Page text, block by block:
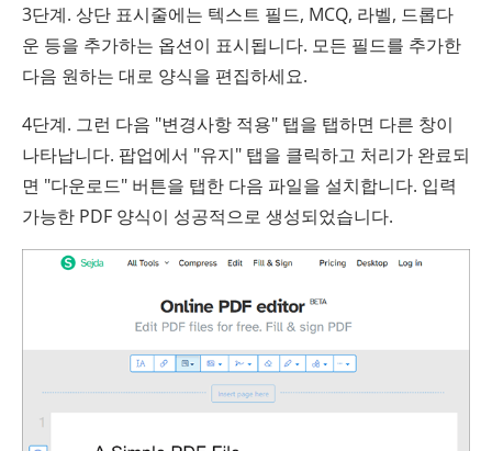
3단계. 상단 표시줄에는 텍스트 필드, MCQ, 라벨, 드롭다
운 등을 추가하는 옵션이 표시됩니다. 모든 필드를 추가한
다음 원하는 대로 양식을 편집하세요.
4단계. 그런 다음 "변경사항 적용" 탭을 탭하면 다른 창이
나타납니다. 팝업에서 "유지" 탭을 클릭하고 처리가 완료되
면 "다운로드" 버튼을 탭한 다음 파일을 설치합니다. 입력
가능한 PDF 양식이 성공적으로 생성되었습니다.